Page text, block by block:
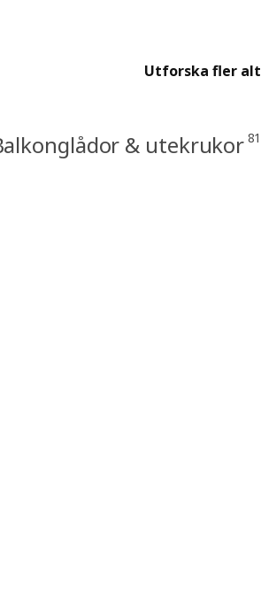
Utforska fler
& utekrukor 81